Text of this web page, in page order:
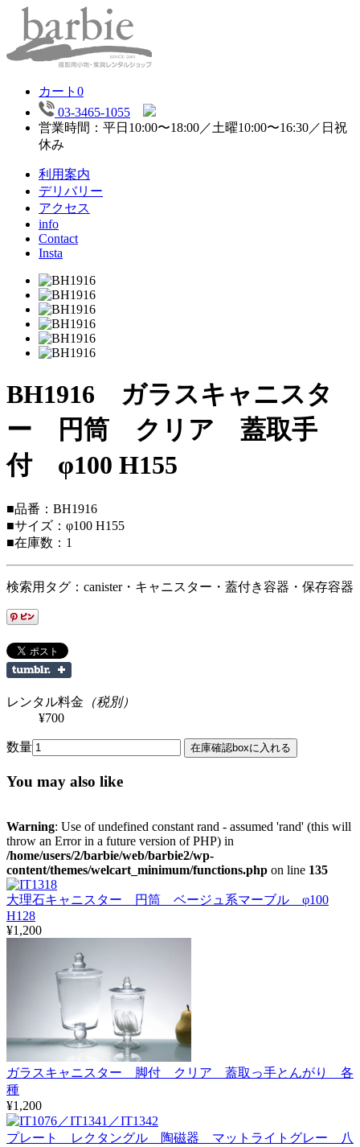
カート 0
03-3465-1055
営業時間：平日10:00〜18:00／土曜10:00〜16:30／日祝
休み
利用案内
デリバリー
アクセス
info
Contact
Insta
BH1916 ガラスキャニスタ
ー 円筒 クリア 蓋取手
付 φ100 H155
■品番：BH1916
■サイズ：φ100 H155
■在庫数：1
検索用タグ：canister・キャニスター・蓋付き容器・保存容器
レンタル料金 （税別）
¥700
数量
You may also like
Warning: Use of undefined constant rand - assumed 'rand' (this will
throw an Error in a future version of PHP) in
/home/users/2/barbie/web/barbie2/wp-
content/themes/welcart_minimum/functions.php on line 135
大理石キャニスター 円筒 ベージュ系マーブル φ100
H128
¥1,200
ガラスキャニスター 脚付 クリア 蓋取っ手とんがり 各
種
¥1,200
プレート レクタングル 陶磁器 マットライトグレー 八